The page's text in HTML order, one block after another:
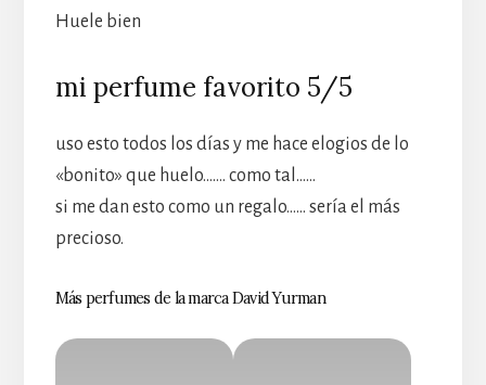
Huele bien
mi perfume favorito 5/5
uso esto todos los días y me hace elogios de lo
«bonito» que huelo……. como tal……
si me dan esto como un regalo…… sería el más
precioso.
Más perfumes de la marca David Yurman